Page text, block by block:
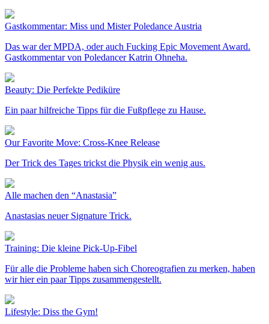
Gastkommentar: Miss und Mister Poledance Austria
Das war der MPDA, oder auch Fucking Epic Movement Award.
Gastkommentar von Poledancer Katrin Ohneha.
Beauty: Die Perfekte Pediküre
Ein paar hilfreiche Tipps für die Fußpflege zu Hause.
Our Favorite Move: Cross-Knee Release
Der Trick des Tages trickst die Physik ein wenig aus.
Alle machen den “Anastasia”
Anastasias neuer Signature Trick.
Training: Die kleine Pick-Up-Fibel
Für alle die Probleme haben sich Choreografien zu merken, haben
wir hier ein paar Tipps zusammengestellt.
Lifestyle: Diss the Gym!